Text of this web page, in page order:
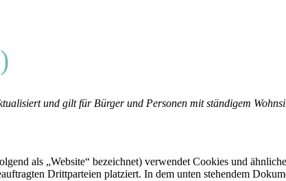
und gilt für Bürger und Personen mit ständigem
als „Website“ bezeichnet) verwendet Cookies und
Drittparteien platziert. In dem unten stehendem